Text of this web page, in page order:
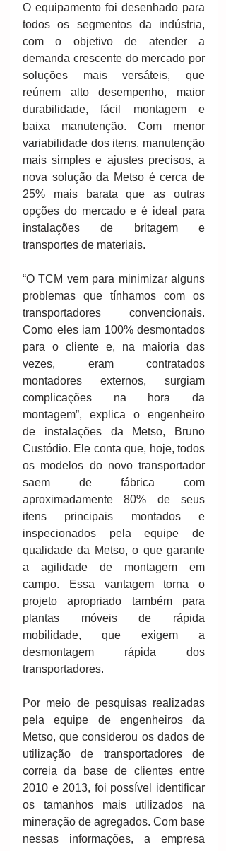
O equipamento foi desenhado para
todos os segmentos da indústria,
com o objetivo de atender a
demanda crescente do mercado por
soluções mais versáteis, que
reúnem alto desempenho, maior
durabilidade, fácil montagem e
baixa manutenção. Com menor
variabilidade dos itens, manutenção
mais simples e ajustes precisos, a
nova solução da Metso é cerca de
25% mais barata que as outras
opções do mercado e é ideal para
instalações de britagem e
transportes de materiais.
“O TCM vem para minimizar alguns
problemas que tínhamos com os
transportadores convencionais.
Como eles iam 100% desmontados
para o cliente e, na maioria das
vezes, eram contratados
montadores externos, surgiam
complicações na hora da
montagem”, explica o engenheiro
de instalações da Metso, Bruno
Custódio. Ele conta que, hoje, todos
os modelos do novo transportador
saem de fábrica com
aproximadamente 80% de seus
itens principais montados e
inspecionados pela equipe de
qualidade da Metso, o que garante
a agilidade de montagem em
campo. Essa vantagem torna o
projeto apropriado também para
plantas móveis de rápida
mobilidade, que exigem a
desmontagem rápida dos
transportadores.
Por meio de pesquisas realizadas
pela equipe de engenheiros da
Metso, que considerou os dados de
utilização de transportadores de
correia da base de clientes entre
2010 e 2013, foi possível identificar
os tamanhos mais utilizados na
mineração de agregados. Com base
nessas informações, a empresa